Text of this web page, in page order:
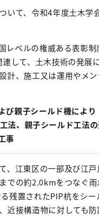
いて、令和4年度土木学
レベルの権威ある表彰制
して、土木技術の発展
計、施工又は運用やメ
び親子シールド機により
法、親子シールド工法
事
、江東区の一部及び江
での約2.0kmをつなぐ
残置されたPIP杭をシー
近接構造物に対しても